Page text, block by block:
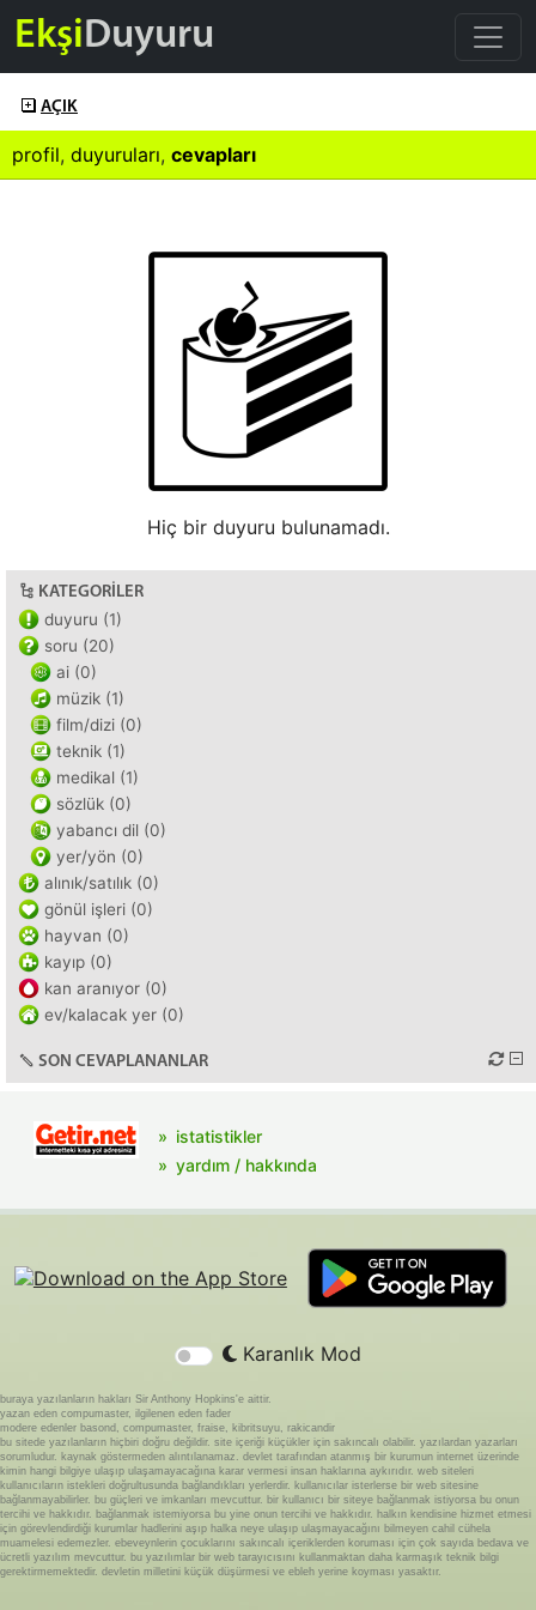
EkşiDuyuru
AÇIK
profil, duyuruları, cevapları
Hiç bir duyuru bulunamadı.
KATEGORILER
duyuru (1)
soru (20)
ai (0)
müzik (1)
film/dizi (0)
teknik (1)
medikal (1)
sözlük (0)
yabancı dil (0)
yer/yön (0)
alınık/satılık (0)
gönül işleri (0)
hayvan (0)
kayıp (0)
kan aranıyor (0)
ev/kalacak yer (0)
SON CEVAPLANANLAR
istatistikler
yardım / hakkında
Karanlık Mod
buraya yazılanların hakları Sir Anthony Hopkins'e aittir.
yazan eden compumaster, ilgilenen eden fader
modere edenler basond, compumaster, fraise, kibritsuyu, rakicandir
bu sitede yazılanların hiçbiri doğru değildir. site içeriği küçükler için sakıncalı olabilir. yazılardan yazarları
sorumludur. kaynak göstermeden alıntılanamaz. devlet tarafından atanmış bir kurumun internet üzerinde
kimin hangi bilgiye ulaşıp ulaşamayacağına karar vermesi insan haklarına aykırıdır. web siteleri
kullanıcıların istekleri doğrultusunda bağlandıkları yerlerdir. kullanıcılar isterlerse bir web sitesine
bağlanmayabilirler. bu güçleri ve imkanları mevcuttur. bir kullanıcı bir siteye bağlanmak istiyorsa bu onun
tercihi ve hakkıdır. bağlanmak istemiyorsa bu yine onun tercihi ve hakkıdır. halkın kendisine hizmet etmesi
için görevlendirdiği kurumlar hadlerini aşıp halka neye ulaşıp ulaşmayacağını bilmeyen cahil cühela
muamelesi edemezler. ebeveynlerin çocuklarını sakıncalı içeriklerden koruması için çok sayıda bedava ve
ücretli yazılım mevcuttur. bu yazılımlar bir web tarayıcısını kullanmaktan daha karmaşık teknik bilgi
gerektirmemektedir. devletin milletini küçük düşürmesi ve ebleh yerine koyması yasaktır.